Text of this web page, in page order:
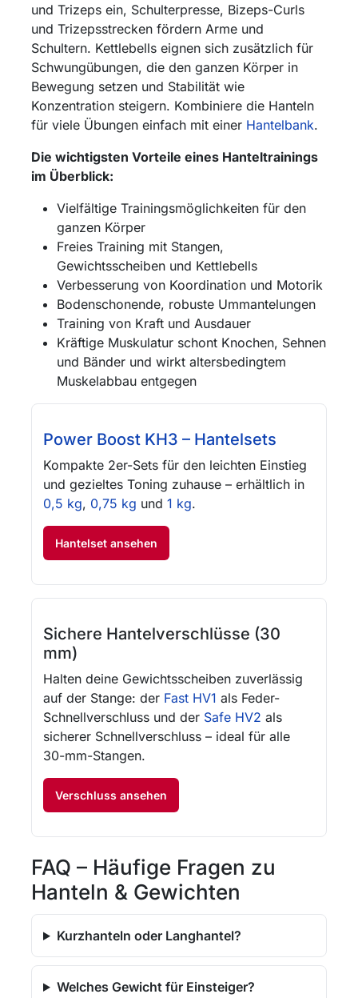
und Trizeps ein, Schulterpresse, Bizeps-Curls
und Trizepsstrecken fördern Arme und
Schultern. Kettlebells eignen sich zusätzlich für
Schwungübungen, die den ganzen Körper in
Bewegung setzen und Stabilität wie
Konzentration steigern. Kombiniere die Hanteln
für viele Übungen einfach mit einer Hantelbank.
Die wichtigsten Vorteile eines Hanteltrainings
im Überblick:
Vielfältige Trainingsmöglichkeiten für den
ganzen Körper
Freies Training mit Stangen,
Gewichtsscheiben und Kettlebells
Verbesserung von Koordination und Motorik
Bodenschonende, robuste Ummantelungen
Training von Kraft und Ausdauer
Kräftige Muskulatur schont Knochen, Sehnen
und Bänder und wirkt altersbedingtem
Muskelabbau entgegen
Power Boost KH3 – Hantelsets
Kompakte 2er-Sets für den leichten Einstieg
und gezieltes Toning zuhause – erhältlich in
0,5 kg, 0,75 kg und 1 kg.
Hantelset ansehen
Sichere Hantelverschlüsse (30
mm)
Halten deine Gewichtsscheiben zuverlässig
auf der Stange: der Fast HV1 als Feder-
Schnellverschluss und der Safe HV2 als
sicherer Schnellverschluss – ideal für alle
30-mm-Stangen.
Verschluss ansehen
FAQ – Häufige Fragen zu
Hanteln & Gewichten
Kurzhanteln oder Langhantel?
Welches Gewicht für Einsteiger?